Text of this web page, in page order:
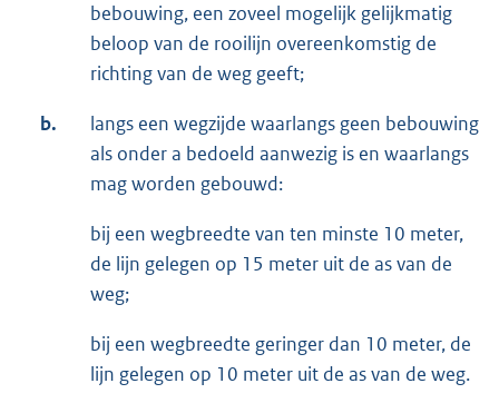
bebouwing, een zoveel mogelijk gelijkmatig
beloop van de rooilijn overeenkomstig de
richting van de weg geeft;
b.
langs een wegzijde waarlangs geen bebouwing
als onder a bedoeld aanwezig is en waarlangs
mag worden gebouwd:
bij een wegbreedte van ten minste 10 meter,
de lijn gelegen op 15 meter uit de as van de
weg;
bij een wegbreedte geringer dan 10 meter, de
lijn gelegen op 10 meter uit de as van de weg.